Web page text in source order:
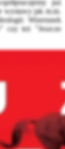
już
wystawy jak m.in.
Wizerunek
czy też "Jeszcze